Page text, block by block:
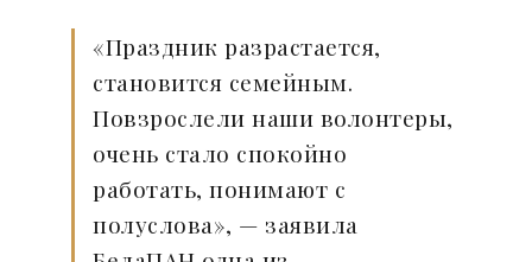
«Праздник разрастается,
становится семейным.
Повзрослели наши волонтеры,
очень стало спокойно
работать, понимают с
полуслова», — заявила